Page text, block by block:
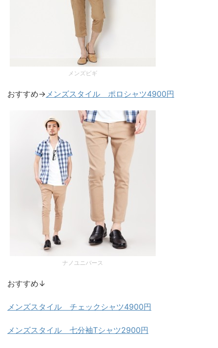
メンズビギ
おすすめ→メンズスタイル ポロシャツ4900円
ナノユニバース
おすすめ↓
メンズスタイル チェックシャツ4900円
メンズスタイル 七分袖Tシャツ2900円